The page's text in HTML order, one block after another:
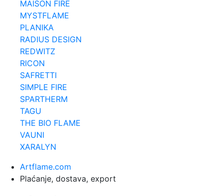
MAISON FIRE
MYSTFLAME
PLANIKA
RADIUS DESIGN
REDWITZ
RICON
SAFRETTI
SIMPLE FIRE
SPARTHERM
TAGU
THE BIO FLAME
VAUNI
XARALYN
Artflame.com
Plaćanje, dostava, export